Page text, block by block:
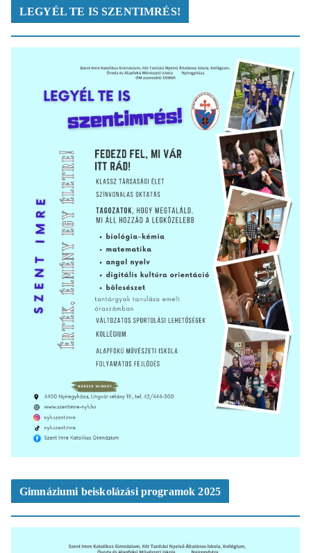
LEGYÉL TE IS SZENTIMRÉS!
Gimnáziumi beiskolázási programok 2025